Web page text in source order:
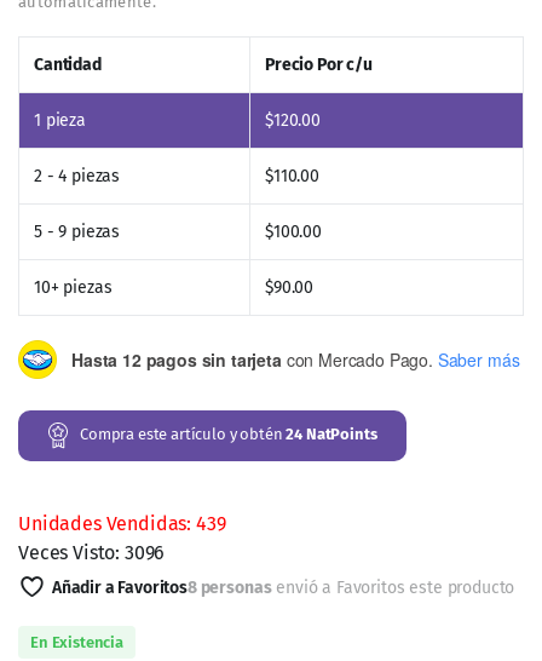
Pata de Vaca (Bauhinia forficata)
No contiene otros aditivos, lo que hace que este
suplemento sea una opción pura, destinada a quienes
prefieren productos tan cercanos a la fuente natural como
sea posible.
Información Nutricional (por porción diaria
recomendada)
Porciones por frasco:30
Contenido energético:
Energía: 0 kJ (0 Kcal)
Carbohidratos: 0,00 g
Grasas: 0,00 g
aportan nutrientes calóricos ni macronutrientes clásicos